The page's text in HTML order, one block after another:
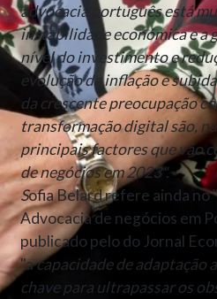
advocacia português está
instabilidade económica e a
nível do investimento e
evolução da inflação e subida
da crescente preocupação
transformação digital são,
principais factores que vão
de negócios em 2023".
Sofia Belard refere ainda no
Advocacia de negócios em
publicado pelo do Jornal
"acapacidade de adaptação
chave para ultrapassar os